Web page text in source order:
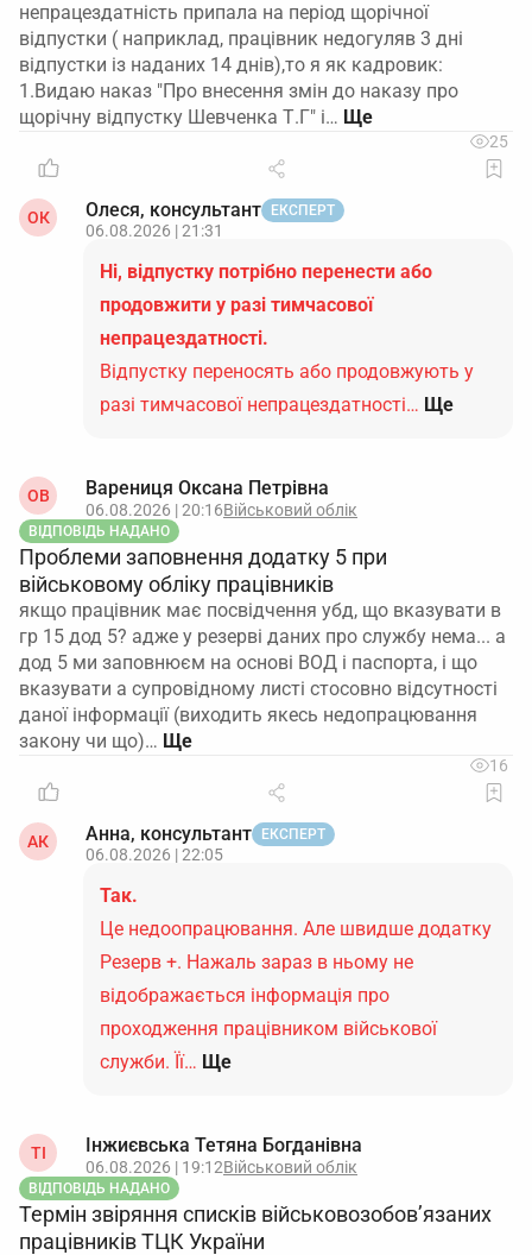
непрацездатність припала на період щорічної
відпустки ( наприклад, працівник недогуляв 3 дні
відпустки із наданих 14 днів),то я як кадровик:
1.Видаю наказ "Про внесення змін до наказу про
щорічну відпустку Шевченка Т.Г" і…
25
ОК Олеся, консультант ЕКСПЕРТ
06.08.2026 | 21:31
Ні, відпустку потрібно перенести або
продовжити у разі тимчасової
непрацездатності.
Відпустку переносять або продовжують у
разі тимчасової непрацездатності… Ще
ОВ Варениця Оксана Петрівна
06.08.2026 | 20:16Військовий облік
ВІДПОВІДЬ НАДАНО
Проблеми заповнення додатку 5 при
військовому обліку працівників
якщо працівник має посвідчення убд, що вказувати в
гр 15 дод 5? адже у резерві даних про службу нема... а
дод 5 ми заповнюєм на основі ВОД і паспорта, і що
вказувати а супровідному листі стосовно відсутності
даної інформації (виходить якесь недопрацювання
закону чи що)…
16
АК Анна, консультант ЕКСПЕРТ
06.08.2026 | 22:05
Так.
Це недоопрацювання. Але швидше додатку
Резерв +. Нажаль зараз в ньому не
відображається інформація про
проходження працівником військової
служби. Її… Ще
ТІ Інжиєвська Тетяна Богданівна
06.08.2026 | 19:12Військовий облік
ВІДПОВІДЬ НАДАНО
Термін звіряння списків військовозобов’язаних
працівників ТЦК України